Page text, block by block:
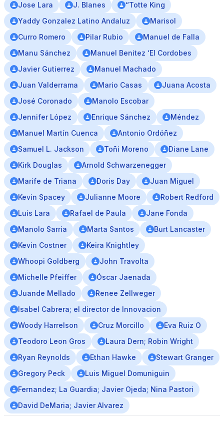
Jose Lara
J. Blanes
“Totte King
Yaddy Gonzalez Latino Andaluz
Marisol
Curro Romero
Pilar Rubio
Manuel de Falla
Manu Sánchez
Manuel Benitez ‘El Cordobes
Javier Gutierrez
Manuel Machado
Juan Valderrama
Mario Casas
Juana Acosta
José Coronado
Manolo Escobar
Jennifer López
Enrique Sánchez
Méndez
Manuel Martín Cuenca
Antonio Ordóñez
Samuel L. Jackson
Toñi Moreno
Diane Lane
Kirk Douglas
Arnold Schwarzenegger
Marife de Triana
Doris Day
Juan Miguel
Kevin Spacey
Julianne Moore
Robert Redford
Luis Lara
Rafael de Paula
Jane Fonda
Manolo Sarria
Marta Santos
Burt Lancaster
Kevin Costner
Keira Knightley
Whoopi Goldberg
John Travolta
Michelle Pfeiffer
Óscar Jaenada
Juande Mellado
Renee Zellweger
Isabel Cabrera; el director de Innovacion
Woody Harrelson
Cruz Morcillo
Eva Ruiz O
Teodoro Leon Gros
Laura Dern; Robin Wright
Ryan Reynolds
Ethan Hawke
Stewart Granger
Gregory Peck
Luis Miguel Domuniguin
Fernandez; La Guardia; Javier Ojeda; Nina Pastori
David DeMaria; Javier Alvarez